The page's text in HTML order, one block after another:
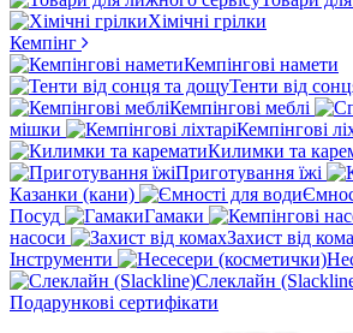
Хімічні грілки
Кемпінг
Кемпінгові намети
Тенти від
Кемпінгові меблі
мішки
Кемпінгові
Килимки та
Приготування їжі
Казанки (кани)
Посуд
Гамаки
насоси
Захист від
Інструменти
Слеклайн
Подарункові сертифікати